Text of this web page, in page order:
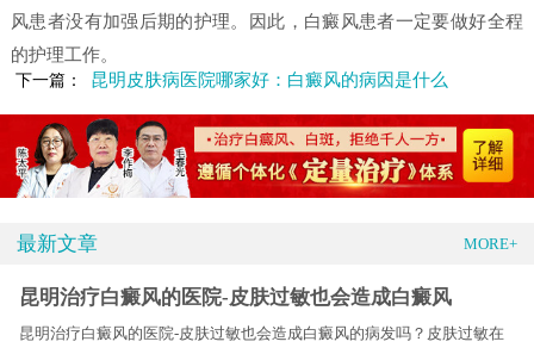
风患者没有加强后期的护理。因此，白癜风患者一定要做好全程
的护理工作。
下一篇： 昆明皮肤病医院哪家好：白癜风的病因是什么
最新文章 MORE+
昆明治疗白癜风的医院-皮肤过敏也会造成白癜风
昆明治疗白癜风的医院-皮肤过敏也会造成白癜风的病发吗？皮肤过敏在